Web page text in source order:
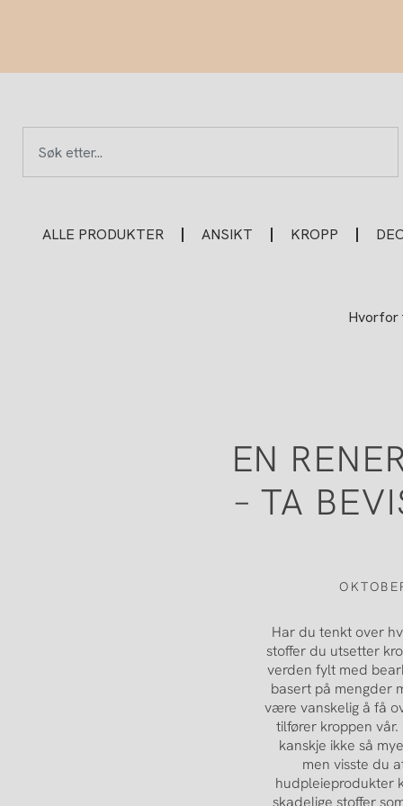
innholdet
ALLE PRODUKTER ANSIKT KROPP
Hvorfor
EN
– TA
Har du tenkt over
stoffer du utsetter
verden fylt med
basert på mengder
være vanskelig å få
tilfører kroppen
kanskje ikke så
men visste du
hudpleieprodukter
skadelige stoffer